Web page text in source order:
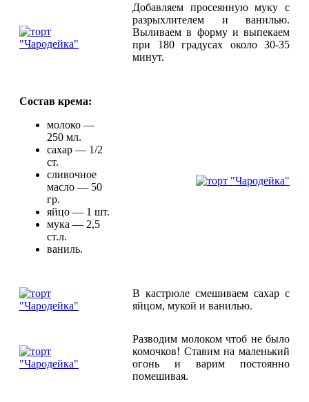
Добавляем просеянную муку с
разрыхлителем и ванилью.
Выливаем в форму и выпекаем
при 180 градусах около 30-35
минут.
Состав крема:
молоко —
250 мл.
сахар — 1/2
ст.
сливочное
масло — 50
гр.
яйцо — 1 шт.
мука — 2,5
ст.л.
ваниль.
В кастрюле смешиваем сахар с
яйцом, мукой и ванилью.
Разводим молоком чтоб не было
комочков! Ставим на маленький
огонь и варим постоянно
помешивая.